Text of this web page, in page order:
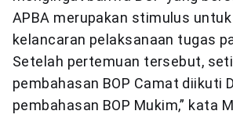
APBA merupakan stimulus
kelancaran pelaksanaan tugas
Setelah pertemuan tersebut,
pembahasan BOP Camat diikuti
pembahasan BOP Mukim,” kata